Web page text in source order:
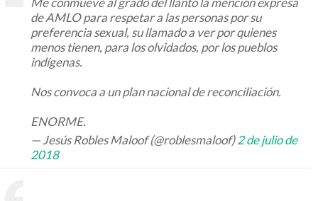
de AMLO para respetar a las personas por su
preferencia sexual, su llamado a ver por quienes
menos tienen, para los olvidados, por los pueblos
indígenas.
Nos convoca a un plan nacional de reconciliación.
ENORME.
— Jesús Robles Maloof (@roblesmaloof)2 de julio de
2018